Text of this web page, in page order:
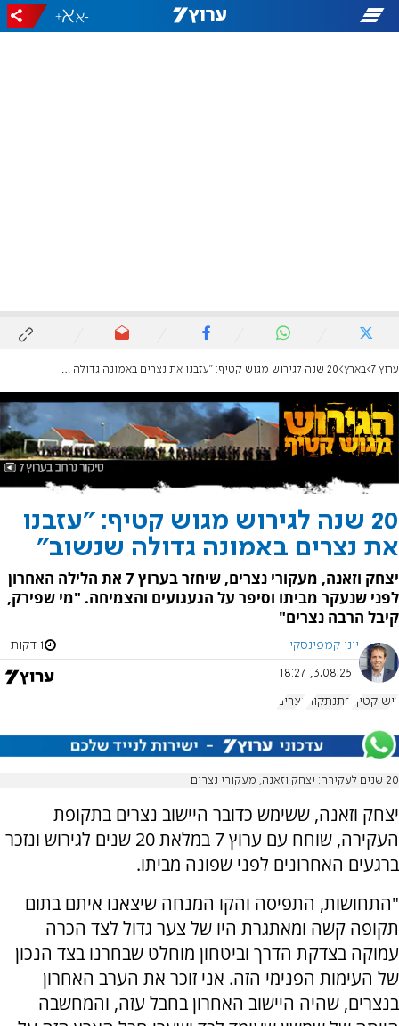
-
+
ערוץ 7 בארץ 20 שנה לגירוש מגוש קטיף: "עזבנו את נצרים באמונה גדולה שנשוב"
20 שנה לגירוש מגוש קטיף: "עזבנו
את נצרים באמונה גדולה שנשוב"
יצחק וזאנה, מעקורי נצרים, שיחזר בערוץ 7 את הלילה האחרון
לפני שנעקר מביתו וסיפר על הגעגועים והצמיחה. "מי שפירק,
קיבל הרבה נצרים"
יוני קמפינסקי 1 דקות
3.08.25, 18:27
גוש קטיף התנתקות נצרים
20 שנים לעקירה: יצחק וזאנה, מעקורי נצרים
יצחק וזאנה, ששימש כדובר היישוב נצרים בתקופת
העקירה, שוחח עם ערוץ 7 במלאת 20 שנים לגירוש ונזכר
ברגעים האחרונים לפני שפונה מביתו.
"התחושות, התפיסה והקו המנחה שיצאנו איתם בתום
תקופה קשה ומאתגרת היו של צער גדול לצד הכרה
עמוקה בצדקת הדרך וביטחון מוחלט שבחרנו בצד הנכון
של העימות הפנימי הזה. אני זוכר את הערב האחרון
בנצרים, שהיה היישוב האחרון בחבל עזה, והמחשבה